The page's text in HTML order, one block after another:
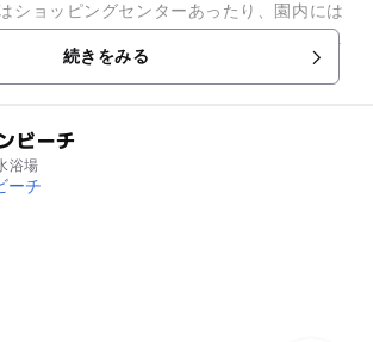
ショッピングセンターあったり、園内には
ているなど、多くの人々が利用しやすい環
続きをみる
ビーチ
浴場